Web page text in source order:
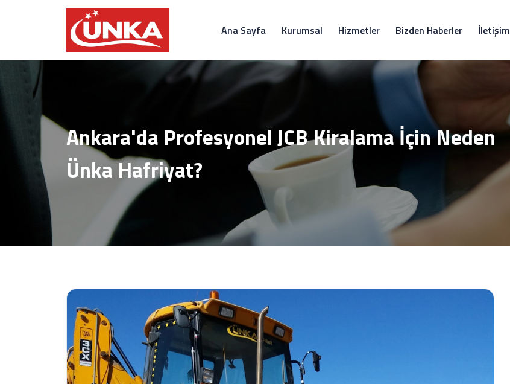
Ana Sayfa Kurumsal Hizmetler Bizden Haberler İletişim
Ankara'da Profesyonel JCB Kiralama İçin Neden
Ünka Hafriyat?